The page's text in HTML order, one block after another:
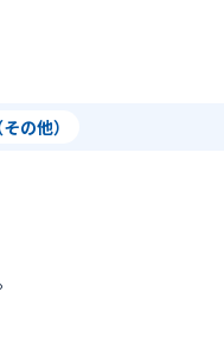
の他）